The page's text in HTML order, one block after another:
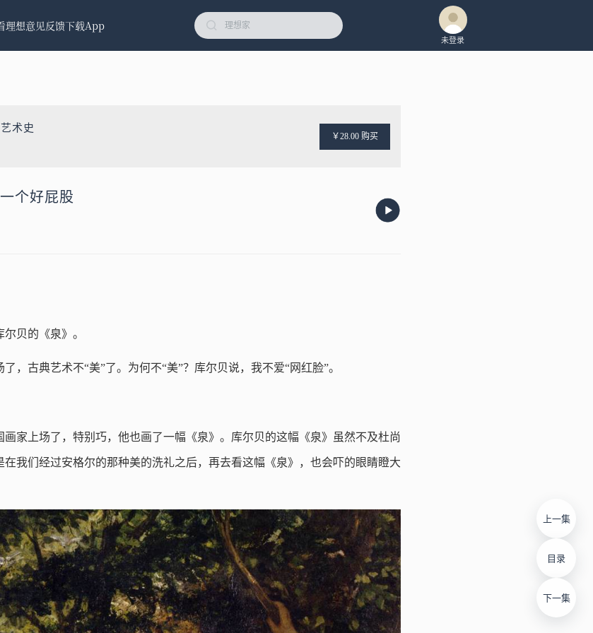
理想意见反馈下载App
未登录
术史
￥28.00 购买
个好屁股
上一集
目录
下一集
贝的《泉》。
，古典艺术不“美”了。为何不“美”？库尔贝说，我不爱“网红脸”。
家上场了，特别巧，他也画了一幅《泉》。库尔贝的这幅《泉》虽然不及杜尚
我们经过安格尔的那种美的洗礼之后，再去看这幅《泉》，也会吓的眼睛瞪大